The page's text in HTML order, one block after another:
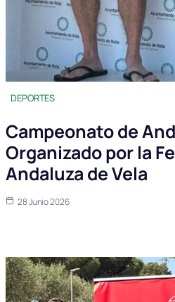
DEPORTES
Campeonato de
Organizado por la
Andaluza de Vela
28 Junio 2026